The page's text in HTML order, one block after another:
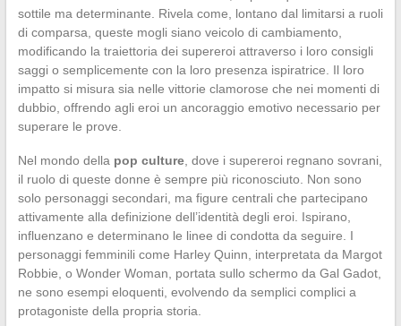
sottile ma determinante. Rivela come, lontano dal limitarsi a ruoli
di comparsa, queste mogli siano veicolo di cambiamento,
modificando la traiettoria dei supereroi attraverso i loro consigli
saggi o semplicemente con la loro presenza ispiratrice. Il loro
impatto si misura sia nelle vittorie clamorose che nei momenti di
dubbio, offrendo agli eroi un ancoraggio emotivo necessario per
superare le prove.
Nel mondo della pop culture, dove i supereroi regnano sovrani,
il ruolo di queste donne è sempre più riconosciuto. Non sono
solo personaggi secondari, ma figure centrali che partecipano
attivamente alla definizione dell’identità degli eroi. Ispirano,
influenzano e determinano le linee di condotta da seguire. I
personaggi femminili come Harley Quinn, interpretata da Margot
Robbie, o Wonder Woman, portata sullo schermo da Gal Gadot,
ne sono esempi eloquenti, evolvendo da semplici complici a
protagoniste della propria storia.